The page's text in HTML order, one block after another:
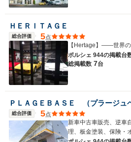
ＨＥＲＩＴＡＧＥ
総合評価 5点
【Hertage】――世界
ポルシェ 944の掲載台
総掲載数 7台
ＰＬＡＧＥＢＡＳＥ （プラージュ
総合評価 5点
新車中古車販売、逆車
理、板金塗装、保険・